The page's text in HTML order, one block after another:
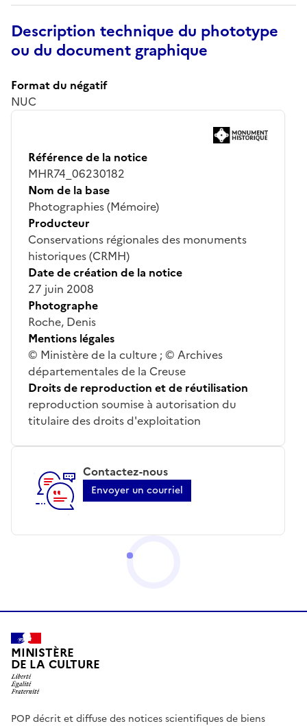
Description technique du phototype
ou du document graphique
Format du négatif
NUC
Référence de la notice
MHR74_06230182
Nom de la base
Photographies (Mémoire)
Producteur
Conservations régionales des monuments
historiques (CRMH)
Date de création de la notice
27 juin 2008
Photographe
Roche, Denis
Mentions légales
© Ministère de la culture ; © Archives
départementales de la Creuse
Droits de reproduction et de réutilisation
reproduction soumise à autorisation du
titulaire des droits d'exploitation
Contactez-nous
Envoyer un courriel
MINISTÈRE
DE LA CULTURE
POP décrit et diffuse des notices scientifiques de biens